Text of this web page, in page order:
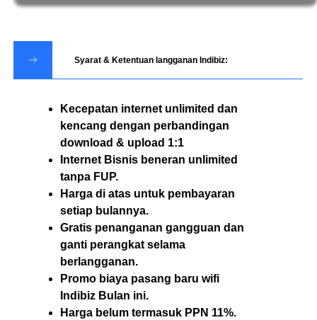
Syarat & Ketentuan langganan Indibiz:
Kecepatan internet unlimited dan
kencang dengan perbandingan
download & upload 1:1
Internet Bisnis beneran unlimited
tanpa FUP.
Harga di atas untuk pembayaran
setiap bulannya.
Gratis penanganan gangguan dan
ganti perangkat selama
berlangganan.
Promo biaya pasang baru wifi
Indibiz Bulan ini.
Harga belum termasuk PPN 11%.